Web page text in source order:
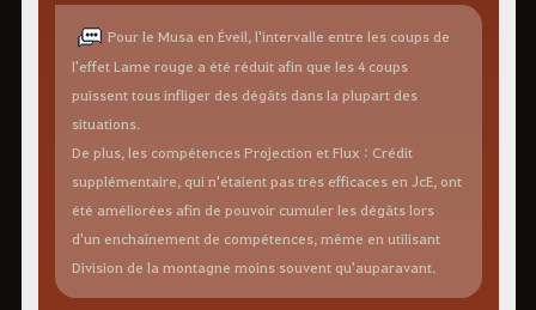
Pour le Musa en Éveil, l'intervalle entre les coups de
l'effet Lame rouge a été réduit afin que les 4 coups
puissent tous infliger des dégâts dans la plupart des
situations.
De plus, les compétences Projection et Flux : Crédit
supplémentaire, qui n'étaient pas très efficaces en JcE, ont
été améliorées afin de pouvoir cumuler les dégâts lors
d'un enchaînement de compétences, même en utilisant
Division de la montagne moins souvent qu'auparavant.